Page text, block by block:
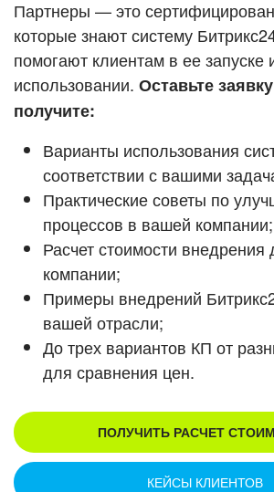
ВХОД
ВХОД
Смотреть
Партнеры — это
которые знают систему
помогают клиентам в ее запуске
использовании. Оставьте
получите:
Варианты использования
соответствии с вашими
Практические советы по
процессов в вашей компании;
Расчет стоимости
компании;
Примеры внедрений
вашей отрасли;
До трех вариантов КП от
для сравнения цен.
ПОЛУЧИТЬ РАСЧЕТ
КЕЙСЫ КЛИЕНТОВ